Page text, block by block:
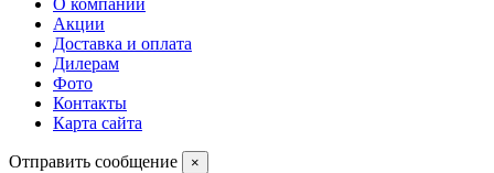
О компании
Акции
Доставка и оплата
Дилерам
Фото
Контакты
Карта сайта
Отправить сообщение ×